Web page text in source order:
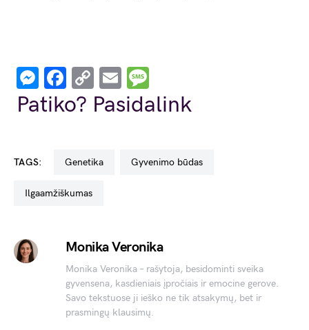
Messenger
Facebook
Copy
Link
Email
Patiko? Pasidalink
TAGS: genetika gyvenimo būdas
ilgaamžiškumas
Monika Veronika
Monika Veronika – rašytoja, besidominti sveika
gyvensena, kasdieniais įpročiais ir emocine gerove.
Savo tekstuose ji ieško ne tik atsakymų, bet ir
prasmingų klausimų.